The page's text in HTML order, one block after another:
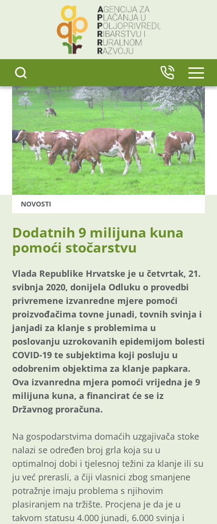
NOVOSTI
Dodatnih 9 milijuna kuna
pomoći stočarstvu
Vlada Republike Hrvatske je u četvrtak, 21.
svibnja 2020, donijela Odluku o provedbi
privremene izvanredne mjere pomoći
proizvođačima tovne junadi, tovnih svinja i
janjadi za klanje s problemima u
poslovanju uzrokovanih epidemijom bolesti
COVID-19 te subjektima koji posluju u
odobrenim objektima za klanje papkara.
Ova izvanredna mjera pomoći vrijedna je 9
milijuna kuna, a financirat će se iz
Državnog proračuna.
Na gospodarstvima domaćih uzgajivača stoke
nalazi se određen broj grla koja su u
optimalnoj dobi i tjelesnoj težini za klanje ili su
ju već prerasli, a čiji vlasnici zbog smanjene
potražnje imaju problema s njihovim
plasiranjem na tržište. Procjena je da je u
takvom statusu 4.000 junadi, 6.000 svinja i